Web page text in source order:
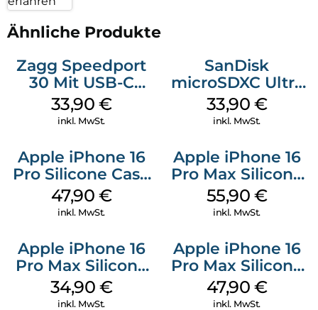
Ähnliche Produkte
Zagg Speedport
30 Mit USB-C
Kabel Weiß
33,90 €
inkl. MwSt.
SanDisk
microSDXC Ultra
128 GB + Adapter
Mobile
33,90 €
inkl. MwSt.
Apple iPhone 16
Pro Silicone Case
MagSafe Denim
47,90 €
inkl. MwSt.
Apple iPhone 16
Pro Max Silicone
Case MagSafe
Stone Gray
55,90 €
inkl. MwSt.
Apple iPhone 16
Pro Max Silicone
Case MagSafe
Denim
34,90 €
inkl. MwSt.
Apple iPhone 16
Pro Max Silicone
Case MagSafe
Black
47,90 €
inkl. MwSt.